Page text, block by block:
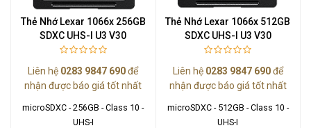
Thẻ Nhớ Lexar 1066x 256GB
SDXC UHS-I U3 V30
Liên hệ 0283 9847 690để
nhận được báo giá tốt nhất
microSDXC - 256GB - Class 10 -
UHS-I
Thẻ Nhớ Lexar 1066x 512GB
SDXC UHS-I U3 V30
Liên hệ 0283 9847 690để
nhận được báo giá tốt nhất
microSDXC - 512GB - Class 10 -
UHS-I